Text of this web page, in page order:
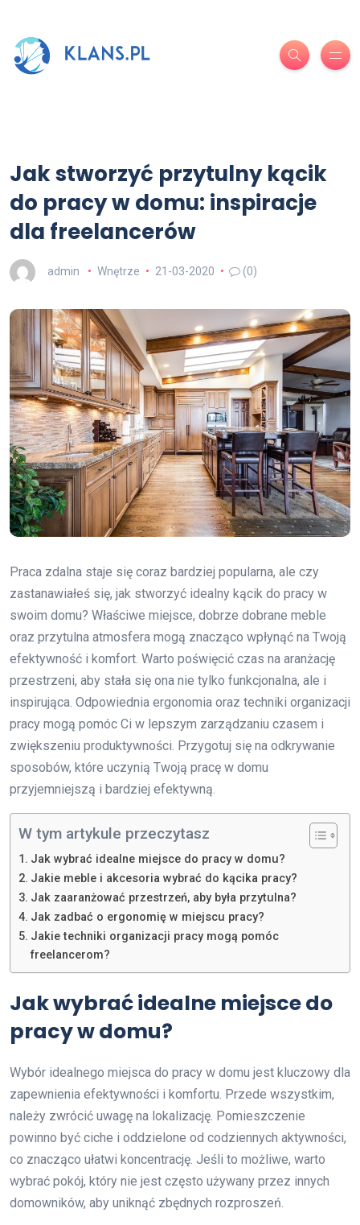
Jak stworzyć przytulny kącik
do pracy w domu: inspiracje
dla freelancerów
admin Wnętrze 21-03-2020 (0)
Praca zdalna staje się coraz bardziej popularna, ale czy
zastanawiałeś się, jak stworzyć idealny kącik do pracy w
swoim domu? Właściwe miejsce, dobrze dobrane meble
oraz przytulna atmosfera mogą znacząco wpłynąć na Twoją
efektywność i komfort. Warto poświęcić czas na aranżację
przestrzeni, aby stała się ona nie tylko funkcjonalna, ale i
inspirująca. Odpowiednia ergonomia oraz techniki organizacji
pracy mogą pomóc Ci w lepszym zarządzaniu czasem i
zwiększeniu produktywności. Przygotuj się na odkrywanie
sposobów, które uczynią Twoją pracę w domu
przyjemniejszą i bardziej efektywną.
W tym artykule przeczytasz
Jak wybrać idealne miejsce do pracy w domu?
Jakie meble i akcesoria wybrać do kącika pracy?
Jak zaaranżować przestrzeń, aby była przytulna?
Jak zadbać o ergonomię w miejscu pracy?
Jakie techniki organizacji pracy mogą pomóc
freelancerom?
Jak wybrać idealne miejsce do
pracy w domu?
Wybór idealnego miejsca do pracy w domu jest kluczowy dla
zapewnienia efektywności i komfortu. Przede wszystkim,
należy zwrócić uwagę na lokalizację. Pomieszczenie
powinno być ciche i oddzielone od codziennych aktywności,
co znacząco ułatwi koncentrację. Jeśli to możliwe, warto
wybrać pokój, który nie jest często używany przez innych
domowników, aby uniknąć zbędnych rozproszeń.